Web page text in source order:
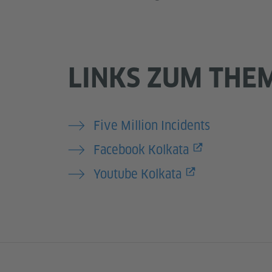
LINKS ZUM
Five Million Incidents
Facebook Kolkata
Youtube Kolkata